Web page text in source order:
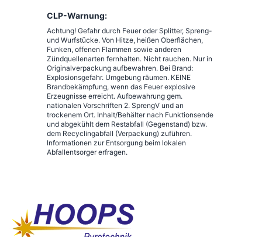
CLP-Warnung:
Achtung! Gefahr durch Feuer oder Splitter, Spreng-
und Wurfstücke. Von Hitze, heißen Oberflächen,
Funken, offenen Flammen sowie anderen
Zündquellenarten fernhalten. Nicht rauchen. Nur in
Originalverpackung aufbewahren. Bei Brand:
Explosionsgefahr. Umgebung räumen. KEINE
Brandbekämpfung, wenn das Feuer explosive
Erzeugnisse erreicht. Aufbewahrung gem.
nationalen Vorschriften 2. SprengV und an
trockenem Ort. Inhalt/Behälter nach Funktionsende
und abgekühlt dem Restabfall (Gegenstand) bzw.
dem Recyclingabfall (Verpackung) zuführen.
Informationen zur Entsorgung beim lokalen
Abfallentsorger erfragen.